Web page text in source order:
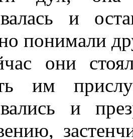
и
понимали
они
им
и